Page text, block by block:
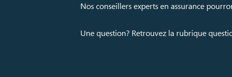
Nos conseillers experts en assurance
Une question? Retrouvez la rubrique